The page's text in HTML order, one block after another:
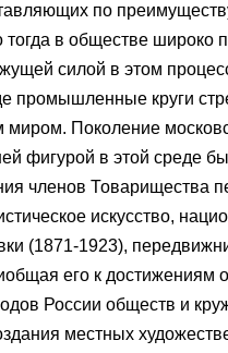
по
в обществе широко
силой в этом
промышленные круги
Поколение
фигурой в этой среде
членов Товарищества
искусство,
(1871-1923),
его к достижениям
России обществ и
местных